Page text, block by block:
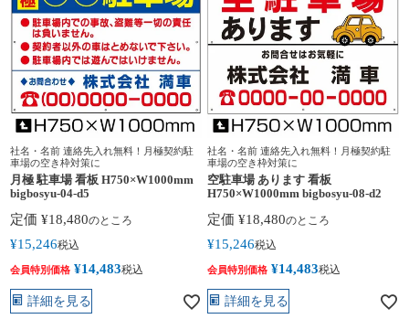
社名・名前 連絡先入れ無料！月極契約駐
車場の空き枠対策に
月極 駐車場 看板 H750×W1000mm
bigbosyu-04-d5
定価 ¥18,480のところ
¥15,246税込
会員特別価格 ¥14,483税込
詳細を見る
社名・名前 連絡先入れ無料！月極契約駐
車場の空き枠対策に
空駐車場 あります 看板
H750×W1000mm bigbosyu-08-d2
定価 ¥18,480のところ
¥15,246税込
会員特別価格 ¥14,483税込
詳細を見る